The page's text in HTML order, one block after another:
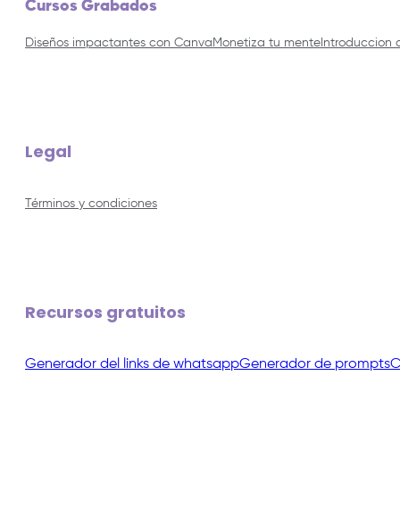
Cursos Grabados
Diseños impactantes con Canva Monetiza tu mente Introduccion
Legal
Términos y condiciones
Recursos gratuitos
Generador del links de whatsappGenerador de prompts